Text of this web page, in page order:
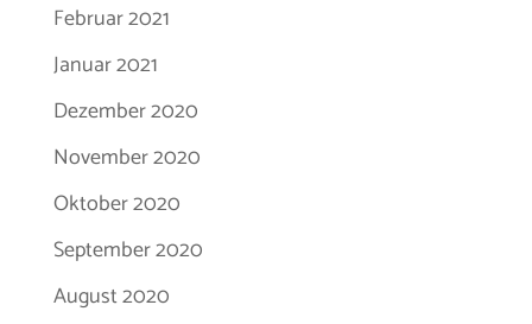
Februar 2021
Januar 2021
Dezember 2020
November 2020
Oktober 2020
September 2020
August 2020